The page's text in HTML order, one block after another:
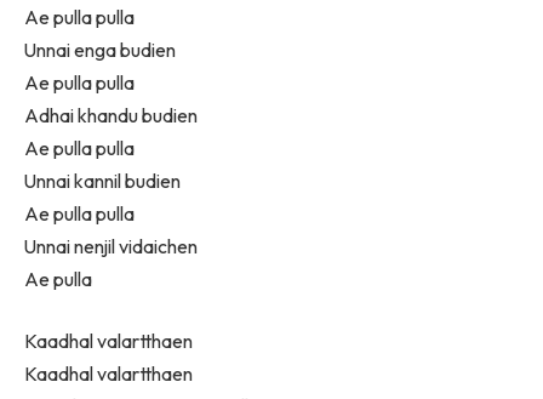
Ae pulla pulla
Unnai enga budien
Ae pulla pulla
Adhai khandu budien
Ae pulla pulla
Unnai kannil budien
Ae pulla pulla
Unnai nenjil vidaichen
Ae pulla
Kaadhal valartthaen
Kaadhal valartthaen